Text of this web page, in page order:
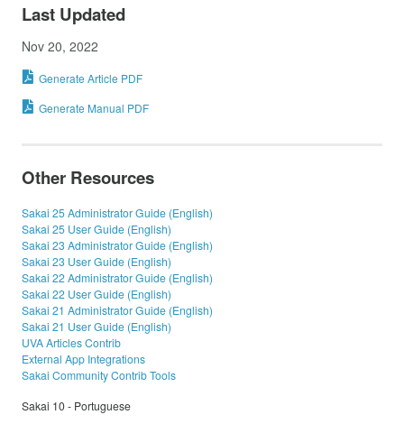
Last Updated
Nov 20, 2022
Generate Article PDF
Generate Manual PDF
Other Resources
Sakai 25 Administrator Guide (English)
Sakai 25 User Guide (English)
Sakai 23 Administrator Guide (English)
Sakai 23 User Guide (English)
Sakai 22 Administrator Guide (English)
Sakai 22 User Guide (English)
Sakai 21 Administrator Guide (English)
Sakai 21 User Guide (English)
UVA Articles Contrib
External App Integrations
Sakai Community Contrib Tools
Sakai 10 - Portuguese